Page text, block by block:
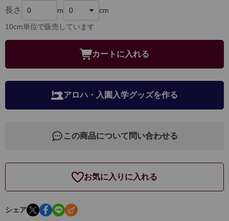
長さ m cm
10cm単位で販売しています
カートに入れる
アロハ・入園入学グッズを作る
この商品について問い合わせる
お気に入りに入れる
シェア